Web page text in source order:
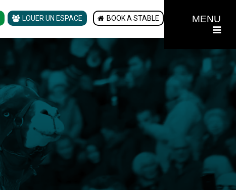
MENU
LOUER UN ESPACE BOOK A STABLE